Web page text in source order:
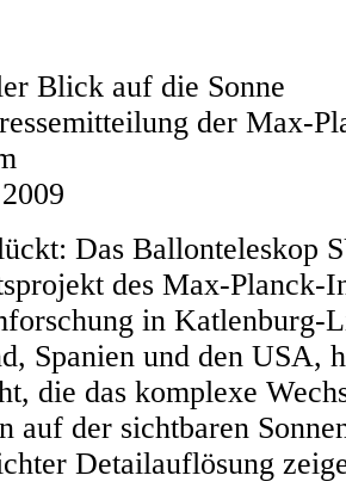
Blick auf die Sonne
der Max-
Das Ballonteleskop
des Max-Planck-
in Katlenburg-
Spanien und den USA,
die das komplexe
auf der sichtbaren
Detailauflösung